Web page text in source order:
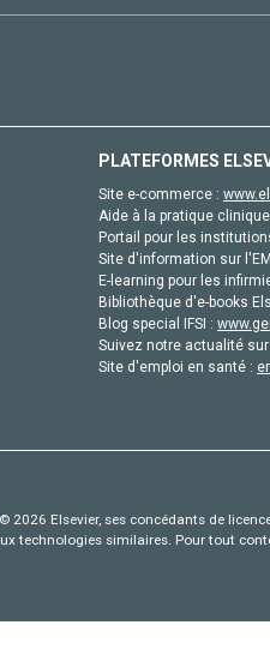
PLATEFORMES
Site e-commerce :
Aide à la pratique
Portail pour les
Site d'information sur
E-learning pour les
Bibliothèque d'e-books
Blog special IFSI :
Suivez notre actualité
Site d'emploi en santé :
2026 Elsevier, ses concédants de
technologies similaires. Pour tout